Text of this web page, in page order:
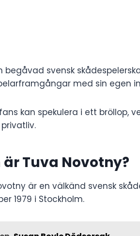
begåvad svensk
med sin egen
kan spekulera i ett bröllop,
är Tuva Novotny?
är en välkänd svensk
1979 i Stockholm.